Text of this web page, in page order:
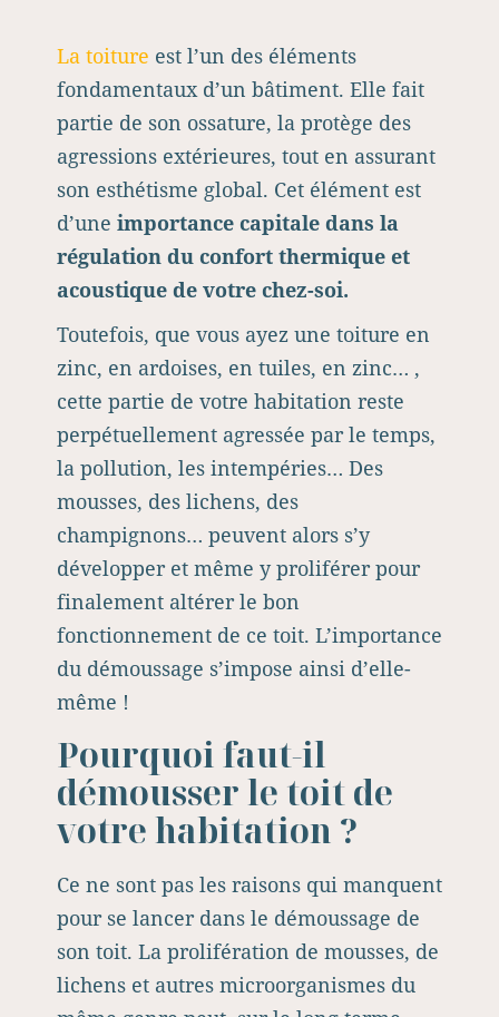
La toiture est l’un des éléments
fondamentaux d’un bâtiment. Elle fait
partie de son ossature, la protège des
agressions extérieures, tout en assurant
son esthétisme global. Cet élément est
d’une importance capitale dans la
régulation du confort thermique et
acoustique de votre chez-soi.
Toutefois, que vous ayez une toiture en
zinc, en ardoises, en tuiles, en zinc… ,
cette partie de votre habitation reste
perpétuellement agressée par le temps,
la pollution, les intempéries… Des
mousses, des lichens, des
champignons… peuvent alors s’y
développer et même y proliférer pour
finalement altérer le bon
fonctionnement de ce toit. L’importance
du démoussage s’impose ainsi d’elle-
même !
Pourquoi faut-il
démousser le toit de
votre habitation ?
Ce ne sont pas les raisons qui manquent
pour se lancer dans le démoussage de
son toit. La prolifération de mousses, de
lichens et autres microorganismes du